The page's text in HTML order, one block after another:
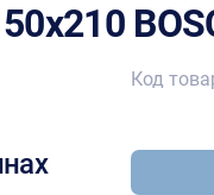
Код